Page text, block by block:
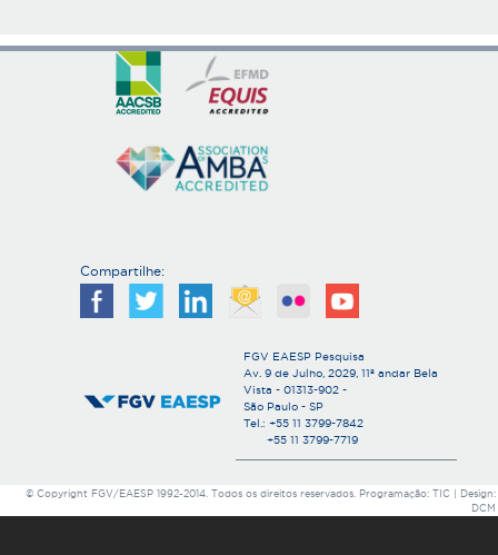
Compartilhe:
FGV EAESP Pesquisa
Av. 9 de Julho, 2029, 11º andar Bela
Vista - 01313-902 -
São Paulo - SP
Tel.: +55 11 3799-7842
+55 11 3799-7719
© Copyright FGV/EAESP 1992-2014. Todos os direitos reservados. Programação: TIC | Design:
DCM